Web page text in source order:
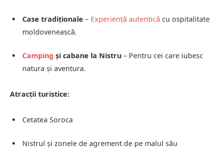
Case tradiționale – Experiență autentică cu ospitalitate
moldovenească.
Camping și cabane la Nistru – Pentru cei care iubesc
natura și aventura.
Atracții turistice:
Cetatea Soroca
Nistrul și zonele de agrement de pe malul său